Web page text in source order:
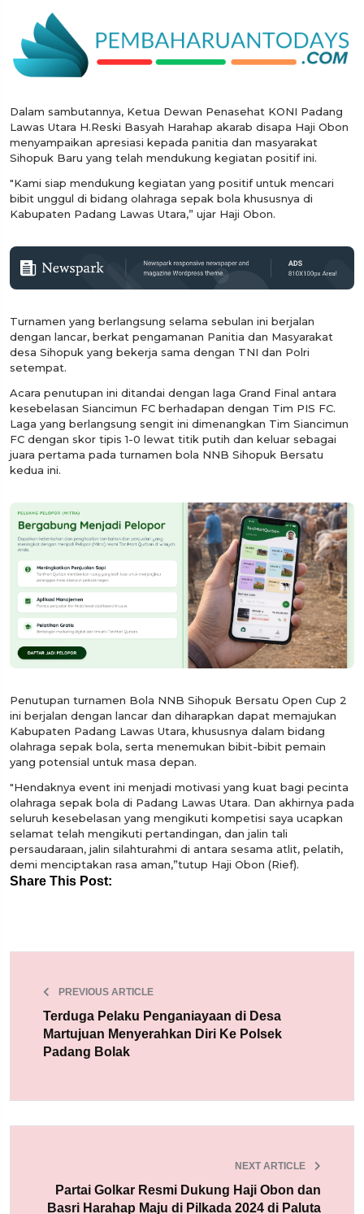
Dalam sambutannya, Ketua Dewan Penasehat KONI Padang
Lawas Utara H.Reski Basyah Harahap akarab disapa Haji Obon
menyampaikan apresiasi kepada panitia dan masyarakat
Sihopuk Baru yang telah mendukung kegiatan positif ini.
"Kami siap mendukung kegiatan yang positif untuk mencari
bibit unggul di bidang olahraga sepak bola khususnya di
Kabupaten Padang Lawas Utara,” ujar Haji Obon.
Turnamen yang berlangsung selama sebulan ini berjalan
dengan lancar, berkat pengamanan Panitia dan Masyarakat
desa Sihopuk yang bekerja sama dengan TNI dan Polri
setempat.
Acara penutupan ini ditandai dengan laga Grand Final antara
kesebelasan Siancimun FC berhadapan dengan Tim PIS FC.
Laga yang berlangsung sengit ini dimenangkan Tim Siancimun
FC dengan skor tipis 1-0 lewat titik putih dan keluar sebagai
juara pertama pada turnamen bola NNB Sihopuk Bersatu
kedua ini.
Penutupan turnamen Bola NNB Sihopuk Bersatu Open Cup 2
ini berjalan dengan lancar dan diharapkan dapat memajukan
Kabupaten Padang Lawas Utara, khususnya dalam bidang
olahraga sepak bola, serta menemukan bibit-bibit pemain
yang potensial untuk masa depan.
"Hendaknya event ini menjadi motivasi yang kuat bagi pecinta
olahraga sepak bola di Padang Lawas Utara. Dan akhirnya pada
seluruh kesebelasan yang mengikuti kompetisi saya ucapkan
selamat telah mengikuti pertandingan, dan jalin tali
persaudaraan, jalin silahturahmi di antara sesama atlit, pelatih,
demi menciptakan rasa aman,”tutup Haji Obon (Rief).
Share This Post:
PREVIOUS ARTICLE
Terduga Pelaku Penganiayaan di Desa
Martujuan Menyerahkan Diri Ke Polsek
Padang Bolak
NEXT ARTICLE
Partai Golkar Resmi Dukung Haji Obon dan
Basri Harahap Maju di Pilkada 2024 di Paluta